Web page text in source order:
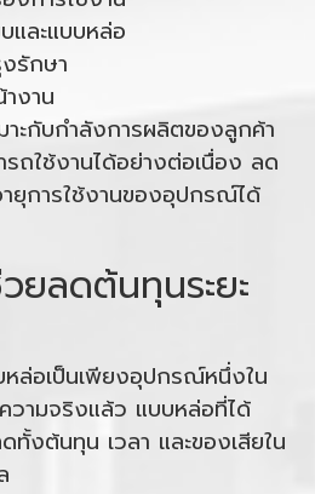
และแบบหล่อ
รักษา
งาน
าะกับกำลังการผลิตของลูกค้า
รถใช้งานได้อย่างต่อเนื่อง ลด
ยุการใช้งานของอุปกรณ์ได้
ลดต้นทุนระยะ
ล่อเป็นเพียงอุปกรณ์หนึ่งใน
วามจริงแล้ว แบบหล่อที่ได้
ทั้งต้นทุน เวลา และของเสียใน